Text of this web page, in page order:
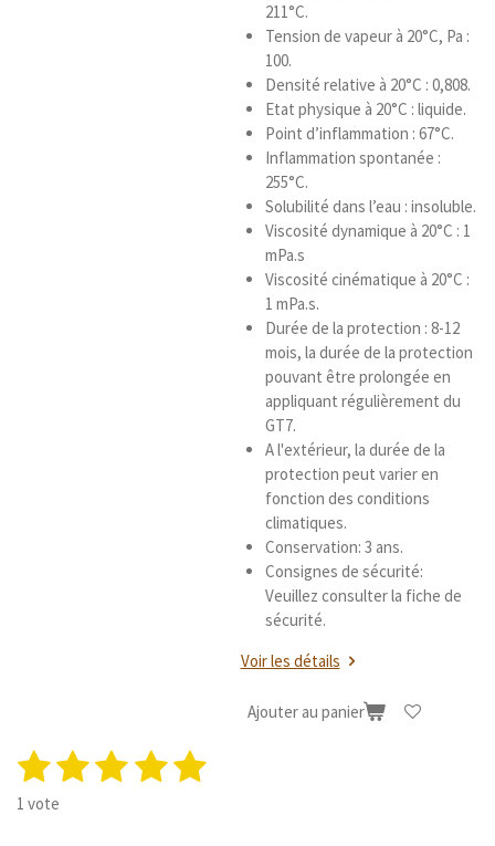
211°C.
Tension de vapeur à 20°C, Pa :
100.
Densité relative à 20°C : 0,808.
Etat physique à 20°C : liquide.
Point d’inflammation : 67°C.
Inflammation spontanée :
255°C.
Solubilité dans l’eau : insoluble.
Viscosité dynamique à 20°C : 1
mPa.s
Viscosité cinématique à 20°C :
1 mPa.s.
Durée de la protection : 8-12
mois, la durée de la protection
pouvant être prolongée en
appliquant régulièrement du
GT7.
A l'extérieur, la durée de la
protection peut varier en
fonction des conditions
climatiques.
Conservation: 3 ans.
Consignes de sécurité:
Veuillez consulter la fiche de
sécurité.
Voir les détails
Ajouter au panier
É
a
1
é
2
é
3 4 5
E
1 vote